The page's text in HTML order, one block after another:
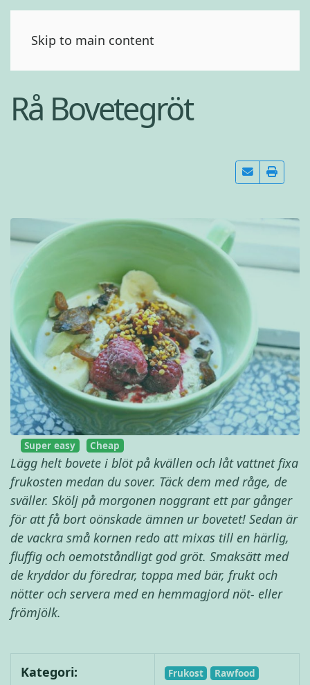
Skip to main content
Rå Bovetegröt
Super easy Cheap
Lägg helt bovete i blöt på kvällen och låt vattnet fixa
frukosten medan du sover. Täck dem med råge, de
sväller. Skölj på morgonen noggrant ett par gånger
för att få bort oönskade ämnen ur bovetet! Sedan är
de vackra små kornen redo att mixas till en härlig,
fluffig och oemotståndligt god gröt. Smaksätt med
de kryddor du föredrar, toppa med bär, frukt och
nötter och servera med en hemmagjord nöt- eller
frömjölk.
Kategori: Frukost Rawfood